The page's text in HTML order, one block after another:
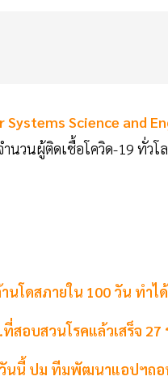
Science and
นวนผู้ติดเชื้อโควิด-19 ทั่ว
นโดสภายใน 100 วัน ทำไ
อบสวนโรคแล้วเสร็จ 27
วันนี้ ปม ทีมพัฒนาแอปฯถ